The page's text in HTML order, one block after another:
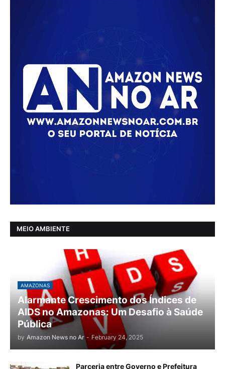
MEIO AMBIENTE
AMAZONAS
Alarmante Crescimento dos Índices de
AIDS no Amazonas: Um Desafio à Saúde
Pública
by Amazon News no Ar - February 24, 2025
Parceria entre Governo e Prefeitura